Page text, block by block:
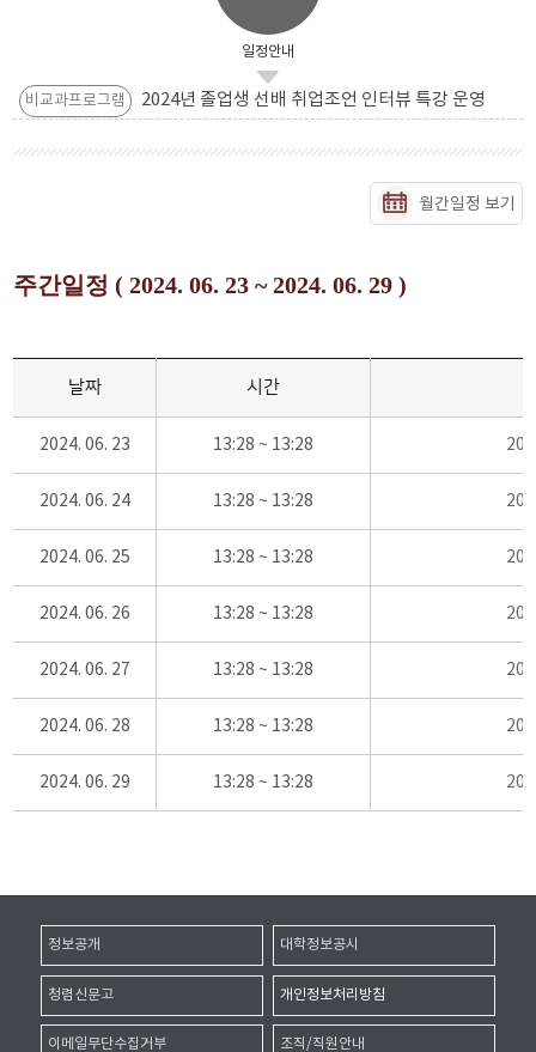
일정안내
비교과프로그램 2024년 졸업생 선배 취업조언 인터뷰 특강 운영
월간일정 보기
주간일정 ( 2024. 06. 23 ~ 2024. 06. 29 )
날짜 시간
2024. 06. 23 13:28 ~ 13:28
2024. 06. 24 13:28 ~ 13:28
2024. 06. 25 13:28 ~ 13:28
2024. 06. 26 13:28 ~ 13:28
2024. 06. 27 13:28 ~ 13:28
2024. 06. 28 13:28 ~ 13:28
2024. 06. 29 13:28 ~ 13:28
정보공개 대학정보공시
청렴신문고 개인정보처리방침
이메일무단수집거부 조직/직원안내